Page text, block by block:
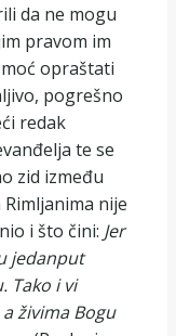
da ne mogu
pravom im
opraštati
pogrešno
redak
te se
zid između
nije
i što čini: Jer
jedanput
Tako i vi
živima Bogu